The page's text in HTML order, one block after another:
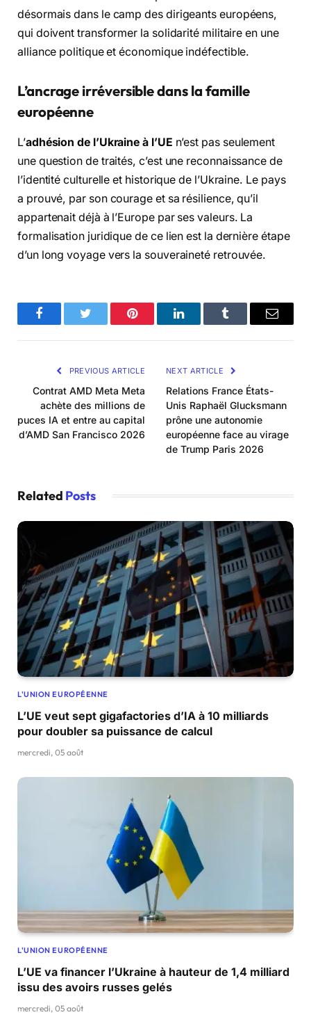
désormais dans le camp des dirigeants européens,
qui doivent transformer la solidarité militaire en une
alliance politique et économique indéfectible.
L’ancrage irréversible dans la famille
européenne
L’adhésion de l’Ukraine à l’UE n’est pas seulement
une question de traités, c’est une reconnaissance de
l’identité culturelle et historique de l’Ukraine. Le pays
a prouvé, par son courage et sa résilience, qu’il
appartenait déjà à l’Europe par ses valeurs. La
formalisation juridique de ce lien est la dernière étape
d’un long voyage vers la souveraineté retrouvée.
FacebookTwitter Pinterest LinkedInTumblr Email
PREVIOUS ARTICLE
Contrat AMD Meta Meta
achète des millions de
puces IA et entre au capital
d’AMD San Francisco 2026
NEXT ARTICLE
Relations France États-
Unis Raphaël Glucksmann
prône une autonomie
européenne face au virage
de Trump Paris 2026
Related Posts
L'UNION EUROPÉENNE
L’UE veut sept gigafactories d’IA à 10 milliards
pour doubler sa puissance de calcul
mercredi, 05 août
L'UNION EUROPÉENNE
L’UE va financer l’Ukraine à hauteur de 1,4 milliard
issu des avoirs russes gelés
mercredi, 05 août